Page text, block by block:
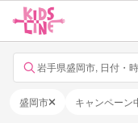
岩手県盛岡市, 日付・
盛岡市 キャンペーン